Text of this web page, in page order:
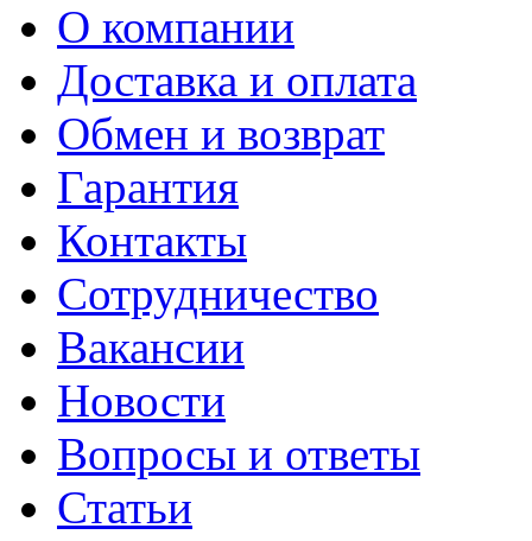
О компании
Доставка и оплата
Обмен и возврат
Гарантия
Контакты
Сотрудничество
Вакансии
Новости
Вопросы и ответы
Статьи